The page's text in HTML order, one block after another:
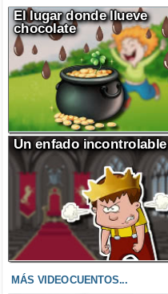
El lugar donde llueve
chocolate
Un enfado incontrolable
MÁS VIDEOCUENTOS...